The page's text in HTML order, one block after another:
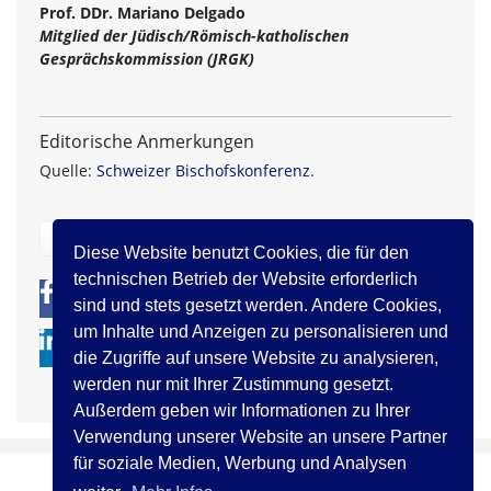
Diese Website benutzt Cookies, die für den
technischen Betrieb der Website erforderlich
sind und stets gesetzt werden. Andere Cookies,
um Inhalte und Anzeigen zu personalisieren und
die Zugriffe auf unsere Website zu analysieren,
werden nur mit Ihrer Zustimmung gesetzt.
Außerdem geben wir Informationen zu Ihrer
Verwendung unserer Website an unsere Partner
für soziale Medien, Werbung und Analysen
Prof. DDr. Mariano Delgado
Mitglied der Jüdisch/Römisch-katholischen
Gesprächskommission (JRGK)
Editorische Anmerkungen
Quelle: Schweizer Bischofskonferenz.
0 0